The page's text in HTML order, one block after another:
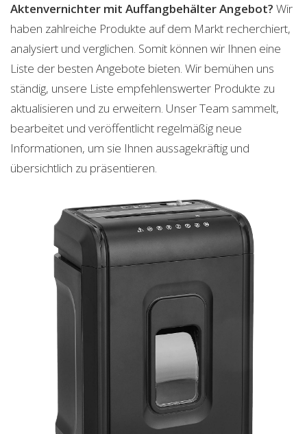
Aktenvernichter mit AuffangbehälterAngebot? Wir
haben zahlreiche Produkte auf dem Markt recherchiert,
analysiert und verglichen. Somit können wir Ihnen eine
Liste der besten Angebote bieten. Wir bemühen uns
ständig, unsere Liste empfehlenswerter Produkte zu
aktualisieren und zu erweitern. Unser Team sammelt,
bearbeitet und veröffentlicht regelmäßig neue
Informationen, um sie Ihnen aussagekräftig und
übersichtlich zu präsentieren.